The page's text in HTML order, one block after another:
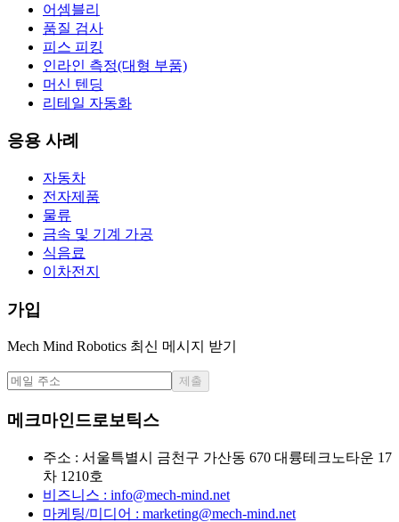
어셈블리
품질 검사
피스 피킹
인라인 측정(대형 부품)
머신 텐딩
리테일 자동화
응용 사례
자동차
전자제품
물류
금속 및 기계 가공
식음료
이차전지
가입
Mech Mind Robotics 최신 메시지 받기
제출
메크마인드로보틱스
주소 : 서울특별시 금천구 가산동 670 대륭테크노타운 17
차 1210호
비즈니스 : info@mech-mind.net
마케팅/미디어 : marketing@mech-mind.net